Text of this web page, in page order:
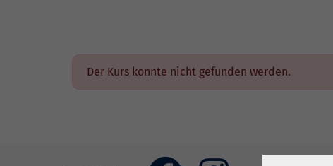
Der Kurs konnte nicht gefunden werden.